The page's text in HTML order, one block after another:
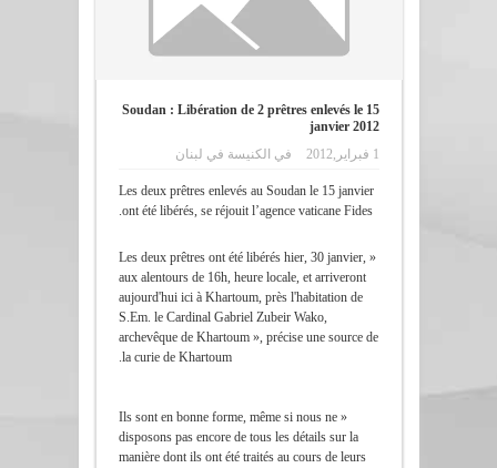
Soudan : Libération de 2 prêtres enlevés le 15
janvier 2012
1 فبراير,2012
في الكنيسة في لبنان
Les deux prêtres enlevés au Soudan le 15 janvier
ont été libérés, se réjouit l’agence vaticane Fides.
« Les deux prêtres ont été libérés hier, 30 janvier,
aux alentours de 16h, heure locale, et arriveront
aujourd'hui ici à Khartoum, près l'habitation de
S.Em. le Cardinal Gabriel Zubeir Wako,
archevêque de Khartoum », précise une source de
la curie de Khartoum.
« Ils sont en bonne forme, même si nous ne
disposons pas encore de tous les détails sur la
manière dont ils ont été traités au cours de leurs